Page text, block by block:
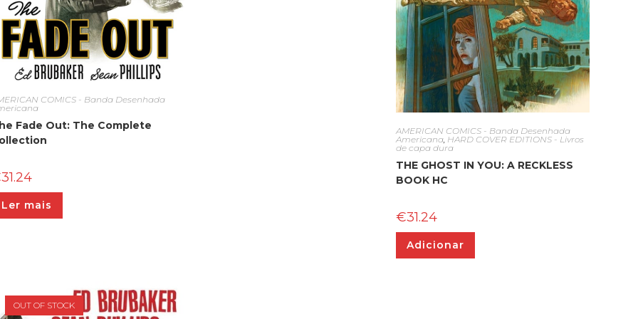
COMICS - Banda Desenhada
Fade Out: The Complete
31.24
Ler mais
AMERICAN COMICS - Banda Desenhada
Americana, HARD COVER EDITIONS - Livros
de capa dura
THE GHOST IN YOU: A RECKLESS
BOOK HC
€31.24
Adicionar
OUT OF STOCK